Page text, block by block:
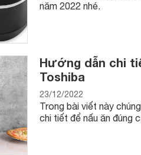
bạn nên mua
Tiger:
JKW-A18S 1,8L hiện có giá
JKT-S18W 1198 W 1,8L có
phẩm cao cấp được nhiều
năng chế biến nhiều công
năm 2022 nhé.
Hướng dẫn chi
Toshiba
23/12/2022
Trong bài viết này
chi tiết để nấu ăn đúng